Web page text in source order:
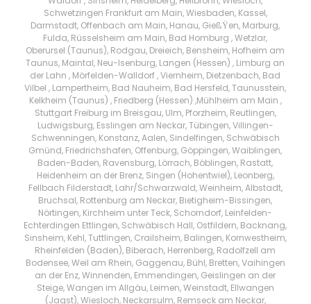
Schwetzingen Frankfurt am Main, Wiesbaden, Kassel,
Darmstadt, Offenbach am Main, Hanau, GießŸen, Marburg,
Fulda, Rüsselsheim am Main, Bad Homburg , Wetzlar,
Oberursel (Taunus), Rodgau, Dreieich, Bensheim, Hofheim am
Taunus, Maintal, Neu-Isenburg, Langen (Hessen) , Limburg an
der Lahn , Mörfelden-Walldorf , Viernheim, Dietzenbach, Bad
Vilbel , Lampertheim, Bad Nauheim, Bad Hersfeld, Taunusstein,
Kelkheim (Taunus) , Friedberg (Hessen) ,Mühlheim am Main ,
Stuttgart Freiburg im Breisgau, Ulm, Pforzheim, Reutlingen,
Ludwigsburg, Esslingen am Neckar, Tübingen, Villingen-
Schwenningen, Konstanz, Aalen, Sindelfingen, Schwäbisch
Gmünd, Friedrichshafen, Offenburg, Göppingen, Waiblingen,
Baden-Baden, Ravensburg, Lörrach, Böblingen, Rastatt,
Heidenheim an der Brenz, Singen (Hohentwiel), Leonberg,
Fellbach Filderstadt, Lahr/Schwarzwald, Weinheim, Albstadt,
Bruchsal, Rottenburg am Neckar, Bietigheim-Bissingen,
Nörtingen, Kirchheim unter Teck, Schorndorf, Leinfelden-
Echterdingen Ettlingen, Schwäbisch Hall, Ostfildern, Backnang,
Sinsheim, Kehl, Tuttlingen, Crailsheim, Balingen, Kornwestheim,
Rheinfelden (Baden), Biberach, Herrenberg, Radolfzell am
Bodensee, Weil am Rhein, Gaggenau, Bühl, Bretten, Vaihingen
an der Enz, Winnenden, Emmendingen, Geislingen an der
Steige, Wangen im Allgäu, Leimen, Weinstadt, Ellwangen
(Jagst), Wiesloch, Neckarsulm, Remseck am Neckar,